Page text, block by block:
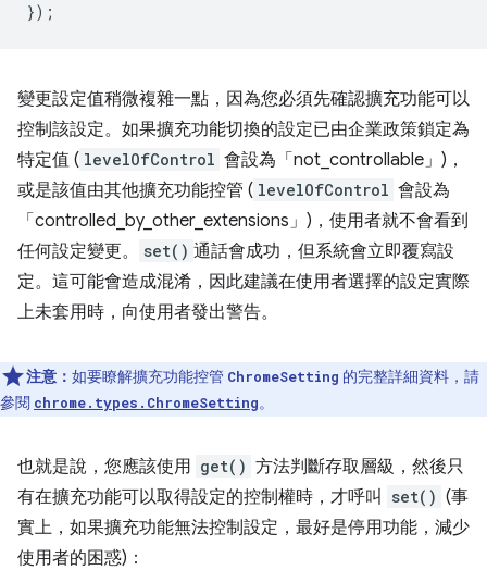
});
變更設定值稍微複雜一點，因為您必須先確認擴充功能可以
控制該設定。如果擴充功能切換的設定已由企業政策鎖定為
特定值 ( levelOfControl 會設為「not_controllable」)，
或是該值由其他擴充功能控管 ( levelOfControl 會設為
「controlled_by_other_extensions」)，使用者就不會看到
任何設定變更。
set() 通話會成功，但系統會立即覆寫設
定。這可能會造成混淆，因此建議在使用者選擇的設定實際
上未套用時，向使用者發出警告。
注意： 如要瞭解擴充功能控管 ChromeSetting 的完整詳細資料，請
參閱 chrome.types.ChromeSetting。
也就是說，您應該使用 get() 方法判斷存取層級，然後只
有在擴充功能可以取得設定的控制權時，才呼叫
set() (事
實上，如果擴充功能無法控制設定，最好是停用功能，減少
使用者的困惑)：